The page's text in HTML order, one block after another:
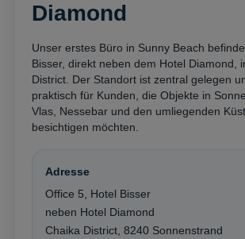
Diamond
Unser erstes Büro in Sunny Beach
Bisser, direkt neben dem Hotel Diamond,
District. Der Standort ist zentral gelegen
praktisch für Kunden, die Objekte in
Vlas, Nessebar und den umliegenden
besichtigen möchten.
Adresse
Office 5, Hotel Bisser
neben Hotel Diamond
Chaika District, 8240 Sonnenstrand